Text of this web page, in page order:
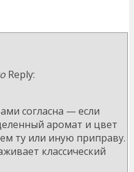
Reply:
согласна — если
аромат и цвет
ту или иную приправу.
классический